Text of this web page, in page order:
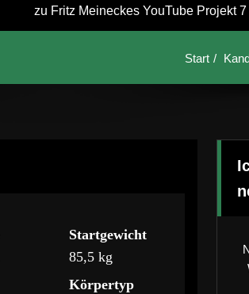
zu Fritz Meineckes YouTube Projekt
Start
Startgewicht
85,5 kg
Körpertyp